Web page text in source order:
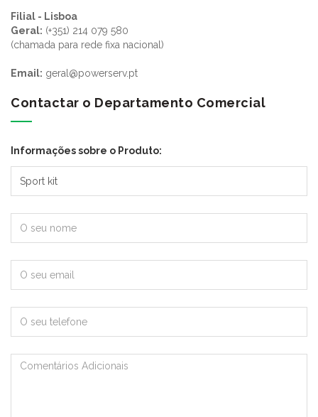
Filial - Lisboa
Geral: (+351) 214 079 580
(chamada para rede fixa nacional)
Email: geral@powerserv.pt
Contactar o Departamento Comercial
Informações sobre o Produto: